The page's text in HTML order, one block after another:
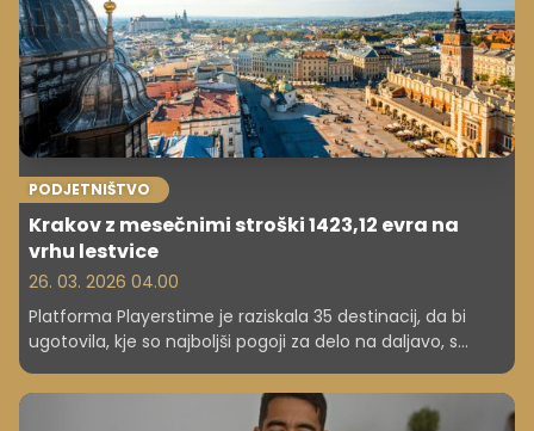
PODJETNIŠTVO
Krakov z mesečnimi stroški 1423,12 evra na
vrhu lestvice
26. 03. 2026 04.00
Platforma Playerstime je raziskala 35 destinacij, da bi
ugotovila, kje so najboljši pogoji za delo na daljavo, s
Prikazani so specifični podatki za deset najboljših mest,
vključno s ceno interneta, nastanitve in varnosti.